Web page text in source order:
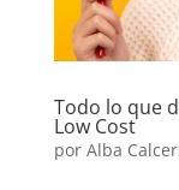
Todo lo que
Low Cost
por Alba